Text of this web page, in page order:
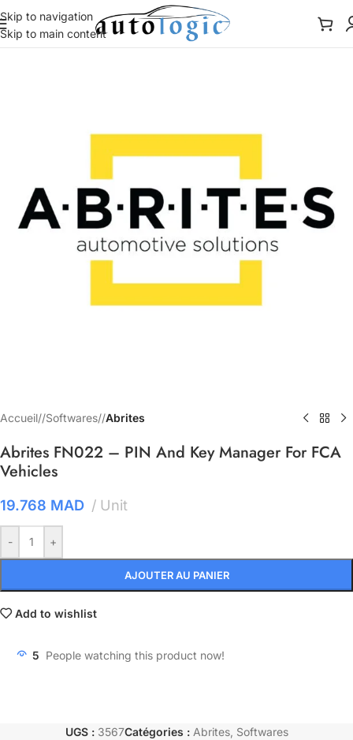
Skip to navigation
Skip to main content
Accueil/ Softwares/ Abrites
Abrites FN022 – PIN And Key Manager For FCA
Vehicles
19.768 MAD Unit
- +
AJOUTER AU PANIER
Add to wishlist
5 People watching this product now!
UGS : 3567Catégories : Abrites, Softwares